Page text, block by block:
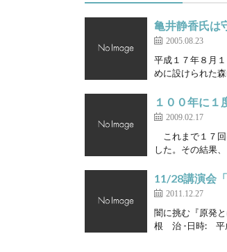
亀井静香氏は
2005.08.23
平成１７年８月
めに設けられた
１００年に１
2009.02.17
これまで１７回
した。その結果
11/28講演会
2011.12.27
闇に挑む『原発
根 治 -日時: 平